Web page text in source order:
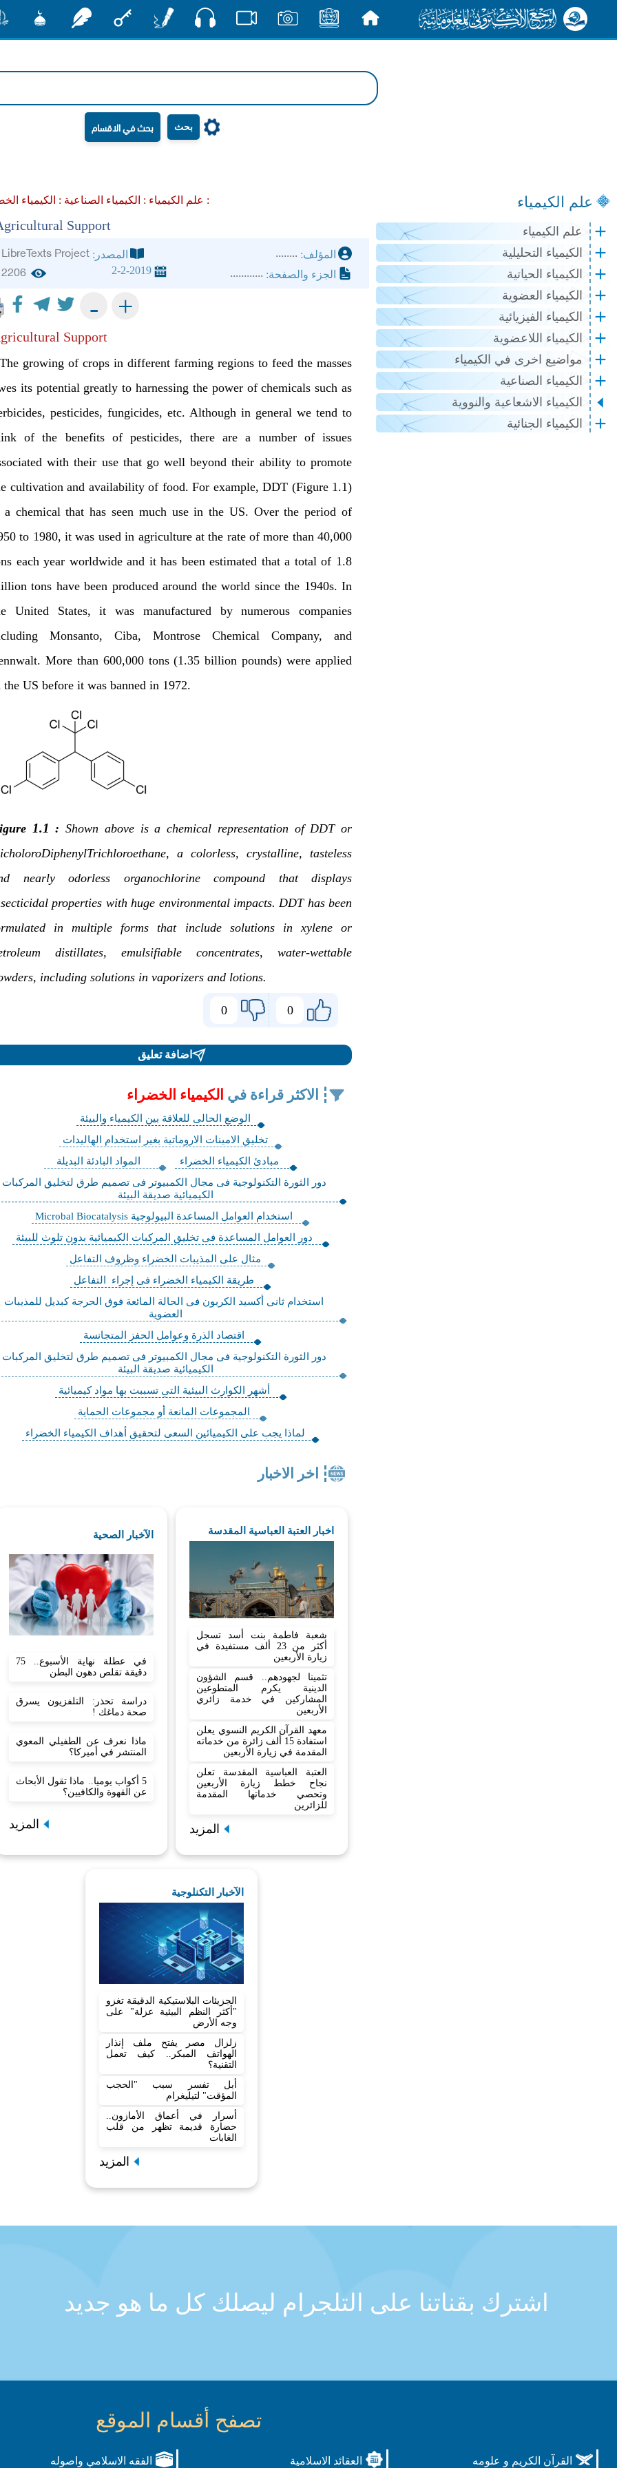
بحث
علم الكيمياء
علم الكيمياء
الكيمياء التحليلية
الكيمياء الحياتية
الكيمياء العضوية
الكيمياء الفيزيائية
الكيمياء اللاعضوية
مواضيع اخرى في الكيمياء
الكيمياء الصناعية
الكيمياء الاشعاعية والنووية
الكيمياء الجنائية
علم الكيمياء : الكيمياء الصناعية : الكيمياء الخضراء :
Support
المؤلف: ........ المصدر: LibreTexts Project
الجزء والصفحة: ............
2-2-2019
2206
+
-
Support
growing of crops in different farming regions to feed the masses
its potential greatly to harnessing the power of chemicals such as
pesticides, fungicides, etc. Although in general we tend to
of the benefits of pesticides, there are a number of issues
with their use that go well beyond their ability to promote
cultivation and availability of food. For example, DDT (Figure 1.1)
a chemical that has seen much use in the US. Over the period of
to 1980, it was used in agriculture at the rate of more than 40,000
each year worldwide and it has been estimated that a total of 1.8
tons have been produced around the world since the 1940s. In
United States, it was manufactured by numerous companies
Monsanto, Ciba, Montrose Chemical Company, and
More than 600,000 tons (1.35 billion pounds) were applied
the US before it was banned in 1972.
1.1 :Shown above is a chemical representation of DDT or
a colorless, crystalline, tasteless
nearly odorless organochlorine compound that displays
properties with huge environmental impacts. DDT has been
in multiple forms that include solutions in xylene or
distillates, emulsifiable concentrates, water-wettable
including solutions in vaporizers and lotions.
0
0
اضافة تعليق
الاكثر قراءة في الكيمياء الخضراء
الوضع الحالى للعلاقة بين الكيمياء والبيئة
تخليق الامينات الاروماتية بغير استخدام الهاليدات
مبادئ الكيمياء الخضراء
المواد البادئة البديلة
دور الثورة التكنولوجية فى مجال الكمبيوتر فى تصميم طرق لتخليق المركبات
الكيميائية صديقة البيئة
استخدام العوامل المساعدة البيولوجية Microbal Biocatalysis
دور العوامل المساعدة فى تخليق المركبات الكيميائية بدون تلوث للبيئة
مثال على المذيبات الخضراء وظروف التفاعل
طريقة الكيمياء الخضراء فى إجراء التفاعل
استخدام ثانى أكسيد الكربون فى الحالة المائعة فوق الحرجة كبديل للمذيبات
العضوية
اقتصاد الذرة وعوامل الحفز المتجانسة
دور الثورة التكنولوجية فى مجال الكمبيوتر فى تصميم طرق لتخليق المركبات
الكيميائية صديقة البيئة
أشهر الكوارث البيئية التي تسببت بها مواد كيميائية
المجموعات المانعة أو مجموعات الحماية
لماذا يجب على الكيميائين السعى لتحقيق أهداف الكيمياء الخضراء
اخر الاخبار
اخبار العتبة العباسية المقدسة
شعبة فاطمة بنت أسد تسجل
أكثر من 23 ألف مستفيدة في
زيارة الأربعين
تثمينا لجهودهم.. قسم الشؤون
الدينية يكرم المتطوعين
المشاركين في خدمة زائري
الأربعين
معهد القرآن الكريم النسوي يعلن
استفادة 15 ألف زائرة من خدماته
المقدمة في زيارة الأربعين
العتبة العباسية المقدسة تعلن
نجاح خطط زيارة الأربعين
وتحصي خدماتها المقدمة
للزائرين
المزيد
الآخبار الصحية
في عطلة نهاية الأسبوع.. 75
دقيقة تقلص دهون البطن
دراسة تحذر: التلفزيون يسرق
صحة دماغك !
ماذا نعرف عن الطفيلي المعوي
المنتشر في أميركا؟
5 أكواب يوميا.. ماذا تقول الأبحاث
عن القهوة والكافيين؟
المزيد
الآخبار التكنلوجية
الجزيئات البلاستيكية الدقيقة تغزو
"أكثر النظم البيئية عزلة" على
وجه الأرض
زلزال مصر يفتح ملف إنذار
الهواتف المبكر.. كيف تعمل
التقنية؟
أبل تفسر سبب "الحجب
المؤقت" لتيليغرام
أسرار في أعماق الأمازون..
حضارة قديمة تظهر من قلب
الغابات
المزيد
اشترك بقناتنا على التلجرام ليصلك كل ما هو جديد
تصفح أقسام الموقع
القرآن الكريم و علومه العقائد الاسلامية الفقه الاسلامي واصوله